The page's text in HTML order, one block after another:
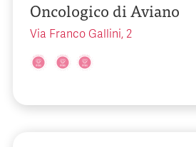
Oncologico di Aviano
Via Franco Gallini, 2